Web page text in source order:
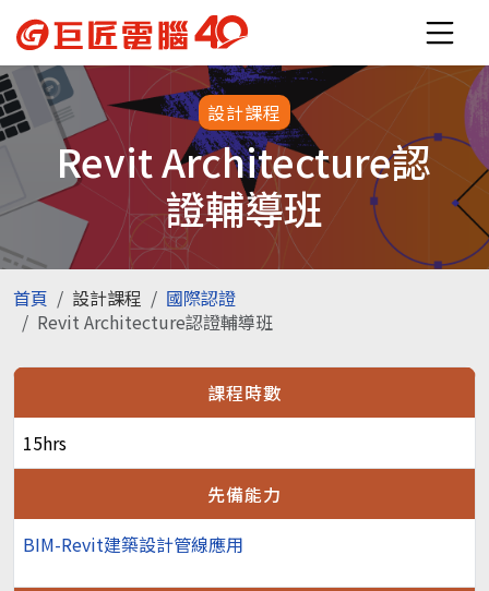
設計課程
Revit Architecture認
證輔導班
首頁 設計課程
國際認證
Revit Architecture認證輔導班
課程時數
15hrs
先備能力
BIM-Revit建築設計管線應用